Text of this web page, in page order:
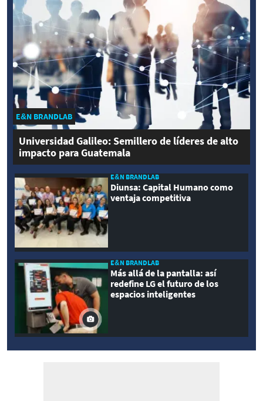
E&N BRANDLAB
Universidad Galileo: Semillero de líderes de alto
impacto para Guatemala
E&N BRANDLAB
Diunsa: Capital Humano como
ventaja competitiva
E&N BRANDLAB
Más allá de la pantalla: así
redefine LG el futuro de los
espacios inteligentes